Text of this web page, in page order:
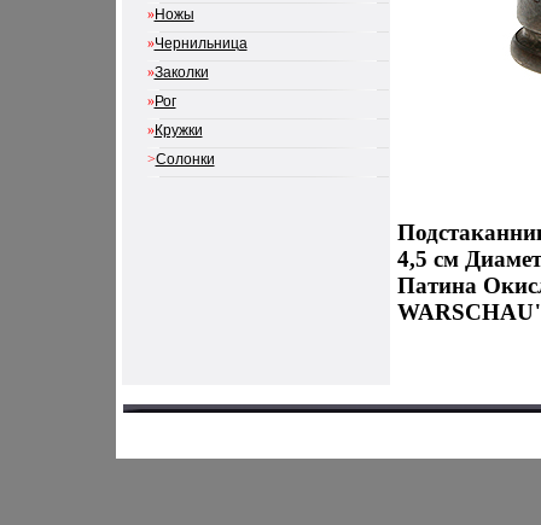
»Ножы
»Чернильница
»Заколки
»Рог
»Кружки
>Солонки
4,5 см
Патина